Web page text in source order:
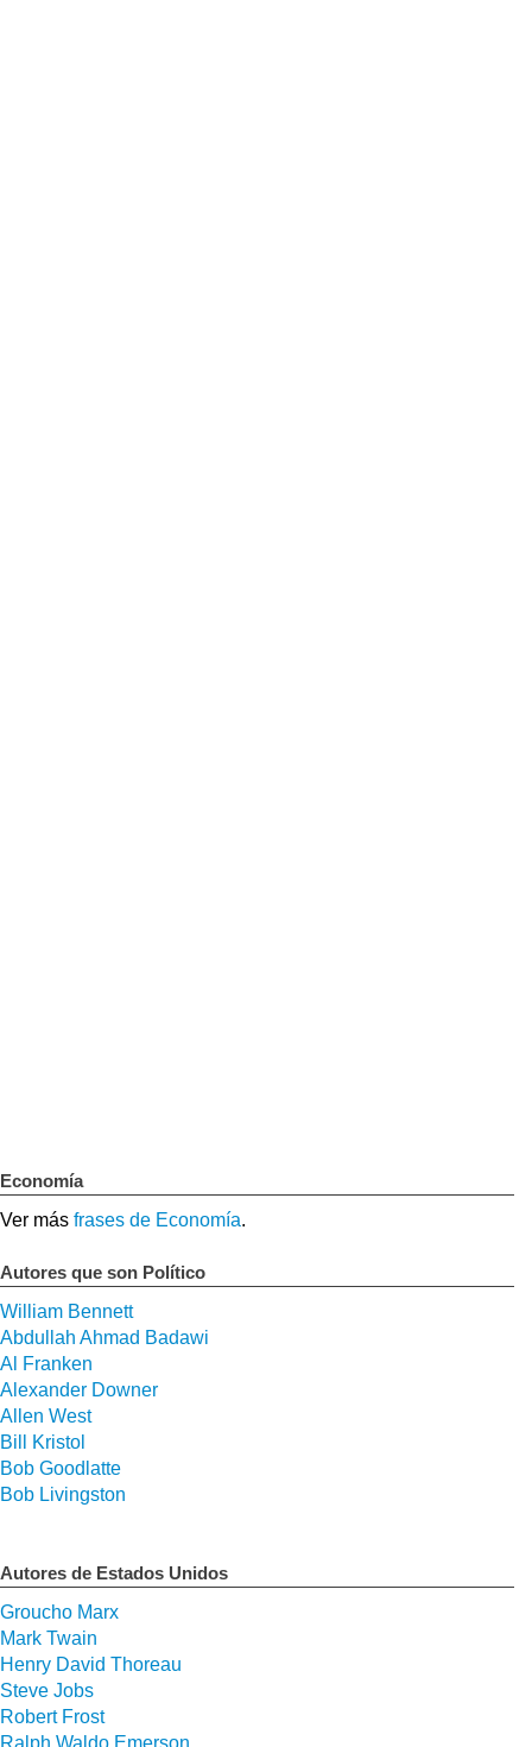
Economía
Ver más frases de Economía.
Autores que son Político
William Bennett
Abdullah Ahmad Badawi
Al Franken
Alexander Downer
Allen West
Bill Kristol
Bob Goodlatte
Bob Livingston
Autores de Estados Unidos
Groucho Marx
Mark Twain
Henry David Thoreau
Steve Jobs
Robert Frost